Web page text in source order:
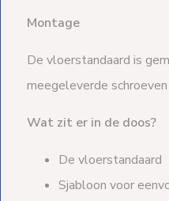
Montage
De vloerstandaard is
meegeleverde
Wat zit er in de doos?
De vloerstandaard
Sjabloon voor